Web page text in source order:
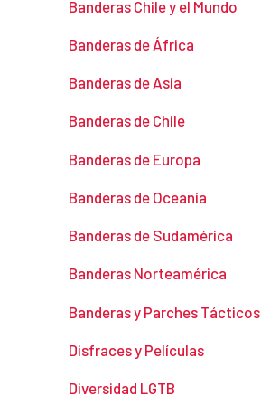
Banderas Chile y el Mundo
Banderas de África
Banderas de Asia
Banderas de Chile
Banderas de Europa
Banderas de Oceanía
Banderas de Sudamérica
Banderas Norteamérica
Banderas y Parches Tácticos
Disfraces y Películas
Diversidad LGTB